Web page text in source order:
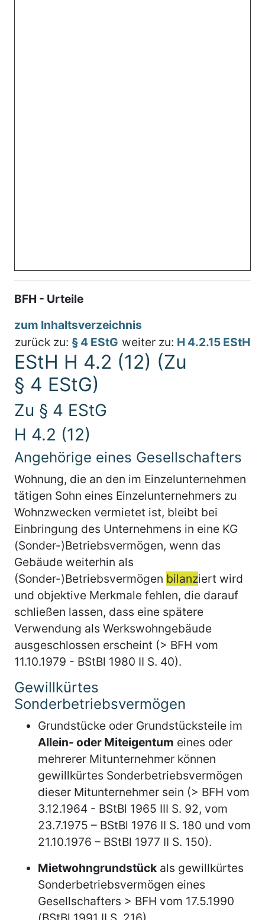
BFH - Urteile
zum Inhaltsverzeichnis
zurück zu: § 4 EStG weiter zu: H 4.2.15 EStH
EStH H 4.2 (12) (Zu
§ 4 EStG)
Zu § 4 EStG
H 4.2 (12)
Angehörige eines Gesellschafters
Wohnung, die an den im Einzelunternehmen
tätigen Sohn eines Einzelunternehmers zu
Wohnzwecken vermietet ist, bleibt bei
Einbringung des Unternehmens in eine KG
(Sonder-)Betriebsvermögen, wenn das
Gebäude weiterhin als
(Sonder-)Betriebsvermögen bilanziert wird
und objektive Merkmale fehlen, die darauf
schließen lassen, dass eine spätere
Verwendung als Werkswohngebäude
ausgeschlossen erscheint (> BFH vom
11.10.1979 - BStBl 1980 II S. 40).
Gewillkürtes
Sonderbetriebsvermögen
Grundstücke oder Grundstücksteile im
Allein- oder Miteigentum eines oder
mehrerer Mitunternehmer können
gewillkürtes Sonderbetriebsvermögen
dieser Mitunternehmer sein (> BFH vom
3.12.1964 - BStBl 1965 III S. 92, vom
23.7.1975 – BStBl 1976 II S. 180 und vom
21.10.1976 – BStBl 1977 II S. 150).
Mietwohngrundstück als gewillkürtes
Sonderbetriebsvermögen eines
Gesellschafters > BFH vom 17.5.1990